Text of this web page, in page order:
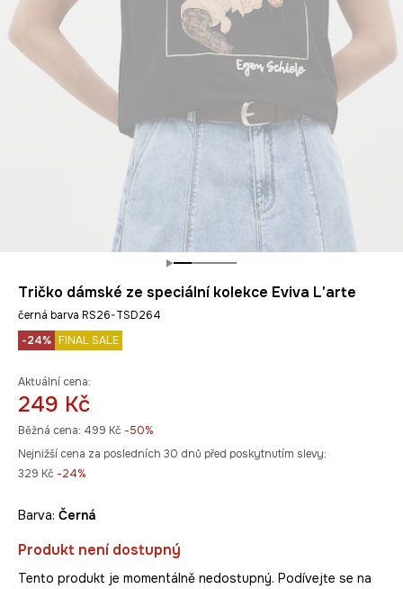
Tričko dámské ze speciální kolekce Eviva L'arte
černá barva RS26-TSD264
-24% FINAL SALE
Aktuální cena:
249 Kč
Běžná cena: 499 Kč -50%
Nejnižší cena za posledních 30 dnů před poskytnutím slevy:
329 Kč -24%
Barva: černá
Produkt není dostupný
Tento produkt je momentálně nedostupný. Podívejte se na